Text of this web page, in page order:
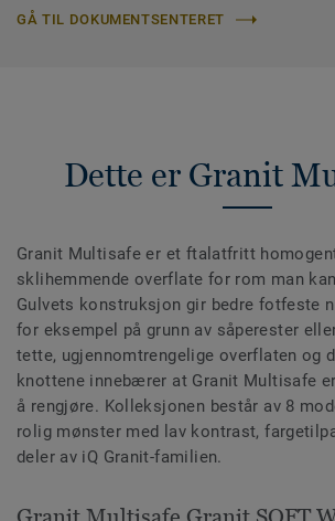
GÅ TIL DOKUMENTSENTERET
Dette er Granit
Granit Multisafe er et ftalatfritt
sklihemmende overflate for rom man
Gulvets konstruksjon gir bedre fotfeste
for eksempel på grunn av såperester
tette, ugjennomtrengelige overflaten og
knottene innebærer at Granit Multisafe
å rengjøre. Kolleksjonen består av 8
rolig mønster med lav kontrast,
deler av iQ Granit-familien.